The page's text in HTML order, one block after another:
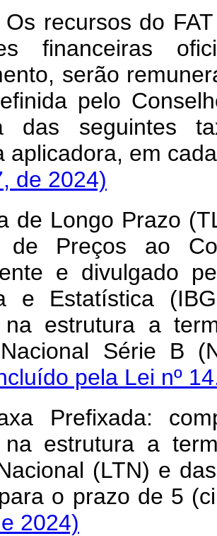
Os recursos do
financeiras
serão
pelo
das seguintes
aplicadora, em
de 2024)
de Longo Prazo
de Preços ao
e divulgado
e Estatística
na estrutura a
Série B
pela Lei nº
Prefixada:
na estrutura a
(LTN) e
o prazo de 5
2024)